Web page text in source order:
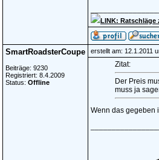
LINK: Ratschläge
SmartRoadsterCoupe
Beiträge: 9230
Registriert: 8.4.2009
Status: Offline
erstellt am: 12.1.2011
Zitat:
Der Preis
muss ja
Wenn das gegeben